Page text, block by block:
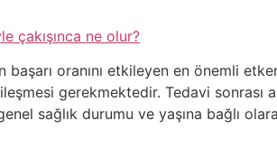
çakışınca ne olur?
başarı oranını etkileyen en önemli
gerekmektedir. Tedavi
sağlık durumu ve yaşına bağlı